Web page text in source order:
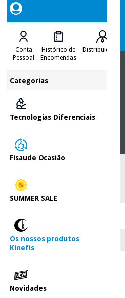
Conta
Pessoal
Histórico de
Encomendas
Distribuidores
Categorias
Tecnologias Diferenciais
Fisaude Ocasião
SUMMER SALE
Os nossos produtos
Kinefis
Novidades